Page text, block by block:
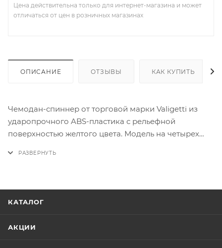
Цена действительна только для интернет-магазина и может
отличаться от цен в розничных магазинах
ОПИСАНИЕ ОТЗЫВЫ КАК КУПИТЬ
Чемодан-спиннер от торговой марки Valigetti из
ударопрочного ABS-пластика с рельефной
поверхностью желтого цвета. Модель на четырех
другом - перекрестные ремни для фиксации багажа.
КАТАЛОГ
АКЦИИ